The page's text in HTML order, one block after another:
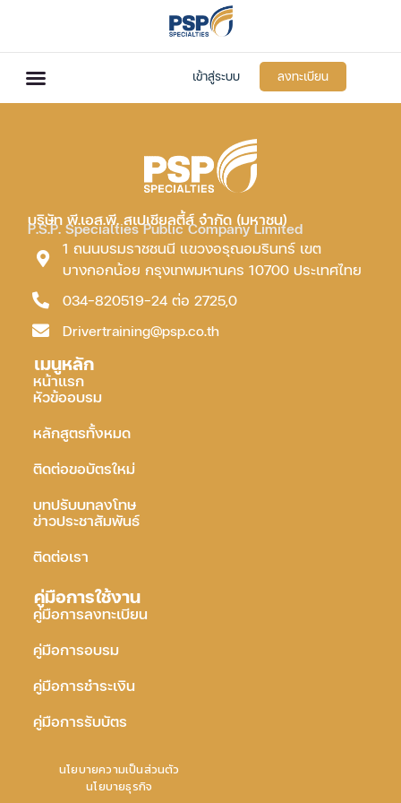
เข้าสู่ระบบ ลงทะเบียน
บริษัท พี.เอส.พี. สเปเชียลตี้ส์ จำกัด (มหาชน)
P.S.P. Specialties Public Company Limited
1 ถนนบรมราชชนนี แขวงอรุณอมรินทร์ เขต
บางกอกน้อย กรุงเทพมหานคร 10700 ประเทศไทย
034-820519-24 ต่อ 2725,0
Drivertraining@psp.co.th
เมนูหลัก
หน้าแรก
หัวข้ออบรม
หลักสูตรทั้งหมด
ติดต่อขอบัตรใหม่
บทปรับบทลงโทษ
ข่าวประชาสัมพันธ์
ติดต่อเรา
คู่มือการใช้งาน
คู่มือการลงทะเบียน
คู่มือการอบรม
คู่มือการชำระเงิน
คู่มือการรับบัตร
นโยบายความเป็นส่วนตัว
นโยบายธุรกิจ